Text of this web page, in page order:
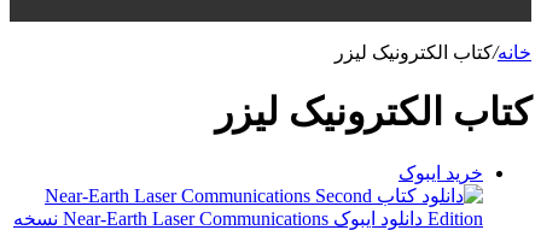
خانه/کتاب الکترونیک لیزر
کتاب الکترونیک لیزر
خرید ایبوک